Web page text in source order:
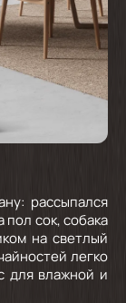
рассыпался
сок, собака
на светлый
легко
для влажной и